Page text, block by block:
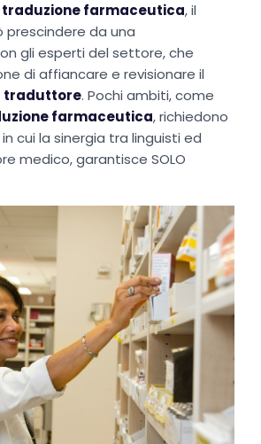
traduzione farmaceutica, il
prescindere da una
gli esperti del settore, che
di affiancare e revisionare il
traduttore. Pochi ambiti, come
farmaceutica, richiedono
cui la sinergia tra linguisti ed
medico, garantisce SOLO